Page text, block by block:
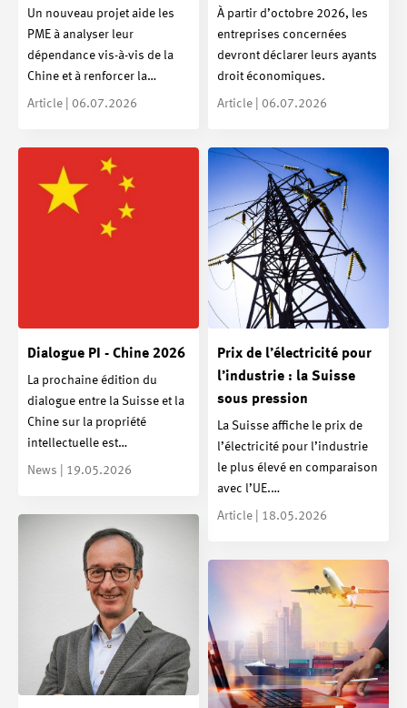
Un nouveau projet aide les
PME à analyser leur
dépendance vis-à-vis de la
Chine et à renforcer la…
Article | 06.07.2026
À partir d’octobre 2026, les
entreprises concernées
devront déclarer leurs ayants
droit économiques.
Article | 06.07.2026
Dialogue PI - Chine 2026
La prochaine édition du
dialogue entre la Suisse et la
Chine sur la propriété
intellectuelle est…
News | 19.05.2026
Prix de l’électricité pour
l’industrie : la Suisse
sous pression
La Suisse affiche le prix de
l’électricité pour l’industrie
le plus élevé en comparaison
avec l’UE.…
Article | 18.05.2026